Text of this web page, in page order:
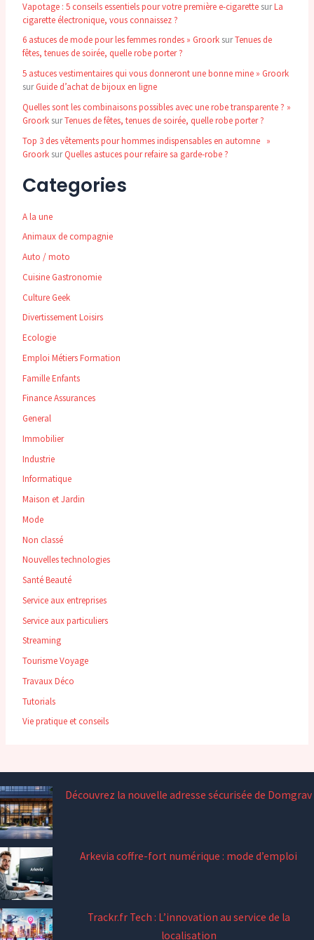
Vapotage : 5 conseils essentiels pour votre première e-cigarette surLa
cigarette électronique, vous connaissez ?
6 astuces de mode pour les femmes rondes » Groork surTenues de
fêtes, tenues de soirée, quelle robe porter ?
5 astuces vestimentaires qui vous donneront une bonne mine » Groork
surGuide d’achat de bijoux en ligne
Quelles sont les combinaisons possibles avec une robe transparente ? »
Groork surTenues de fêtes, tenues de soirée, quelle robe porter ?
Top 3 des vêtements pour hommes indispensables en automne »
Groork surQuelles astuces pour refaire sa garde-robe ?
Categories
A la une
Animaux de compagnie
Auto / moto
Cuisine Gastronomie
Culture Geek
Divertissement Loisirs
Ecologie
Emploi Métiers Formation
Famille Enfants
Finance Assurances
General
Immobilier
Industrie
Informatique
Maison et Jardin
Mode
Non classé
Nouvelles technologies
Santé Beauté
Service aux entreprises
Service aux particuliers
Streaming
Tourisme Voyage
Travaux Déco
Tutorials
Vie pratique et conseils
Découvrez la nouvelle adresse sécurisée de Domgrav
Arkevia coffre-fort numérique : mode d’emploi
Trackr.fr Tech : L’innovation au service de la
localisation